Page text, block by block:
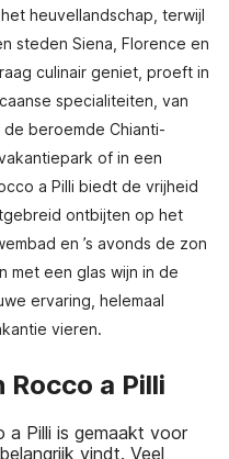
heuvellandschap, terwijl
steden Siena, Florence en
culinair geniet, proeft in
specialiteiten, van
beroemde Chianti-
of in een
a Pilli biedt de vrijheid
ontbijten op het
en ’s avonds de zon
met een glas wijn in de
ervaring, helemaal
vieren.
Rocco a Pilli
a Pilli is gemaakt voor
vindt. Veel